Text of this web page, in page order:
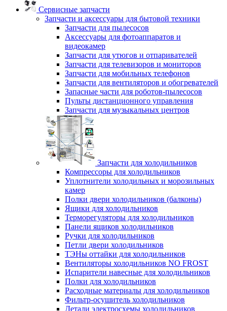
Сервисные запчасти
Запчасти и аксессуары для бытовой техники
Запчасти для пылесосов
Аксессуары для фотоаппаратов и
видеокамер
Запчасти для утюгов и отпаривателей
Запчасти для телевизоров и мониторов
Запчасти для мобильных телефонов
Запчасти для вентиляторов и обогревателей
Запасные части для роботов-пылесосов
Пульты дистанционного управления
Запчасти для музыкальных центров
Запчасти для холодильников
Компрессоры для холодильников
Уплотнители холодильных и морозильных
камер
Полки двери холодильников (балконы)
Ящики для холодильников
Терморегуляторы для холодильников
Панели ящиков холодильников
Ручки для холодильников
Петли двери холодильников
ТЭНы оттайки для холодильников
Вентиляторы холодильников NO FROST
Испарители навесные для холодильников
Полки для холодильников
Расходные материалы для холодильников
Фильтр-осушитель холодильников
Детали электросхемы холодильников